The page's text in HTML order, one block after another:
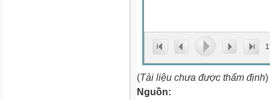
1
(Tài liệu chưa được thẩm định)
Nguồn: